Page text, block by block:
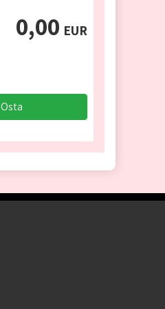
0,00 EUR
Osta